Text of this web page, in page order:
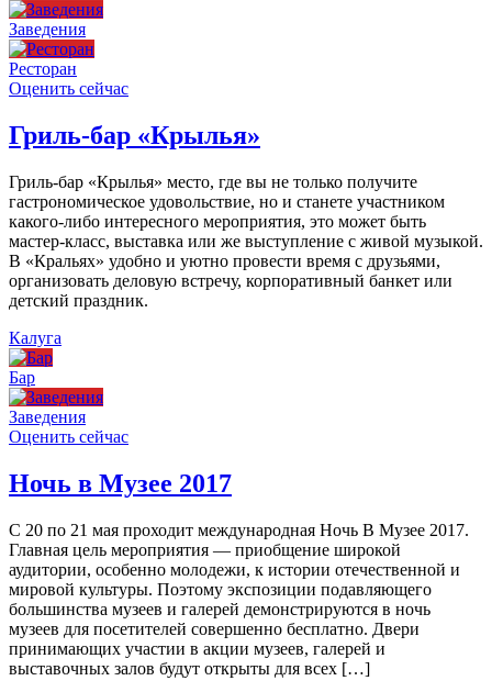
Заведения
Ресторан
Оценить сейчас
Гриль-бар «Крылья»
Гриль-бар «Крылья» место, где вы не только получите
гастрономическое удовольствие, но и станете участником
какого-либо интересного мероприятия, это может быть
мастер-класс, выставка или же выступление с живой музыкой.
В «Кральях» удобно и уютно провести время с друзьями,
организовать деловую встречу, корпоративный банкет или
детский праздник.
Калуга
Бар
Заведения
Оценить сейчас
Ночь в Музее 2017
С 20 по 21 мая проходит международная Ночь В Музее 2017.
Главная цель мероприятия — приобщение широкой
аудитории, особенно молодежи, к истории отечественной и
мировой культуры. Поэтому экспозиции подавляющего
большинства музеев и галерей демонстрируются в ночь
музеев для посетителей совершенно бесплатно. Двери
принимающих участии в акции музеев, галерей и
выставочных залов будут открыты для всех […]